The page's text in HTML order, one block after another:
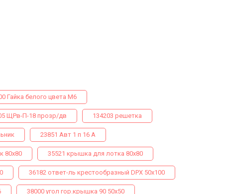
Гайка белого цвета М6
ЩРв-П-18 прозр/дв 134203 решетка
23851 Авт 1 п 16 А
80х80 35521 крышка для лотка 80х80
36182 ответ-ль крестообразный DPX 50х100
38000 угол гор.крышка 90 50х50